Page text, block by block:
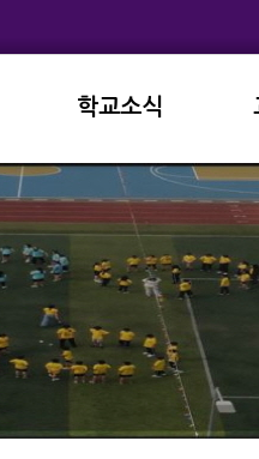
학교소식
공지사항
학사일정
교육과정
가정통신문
방과후학교
외국어자료실